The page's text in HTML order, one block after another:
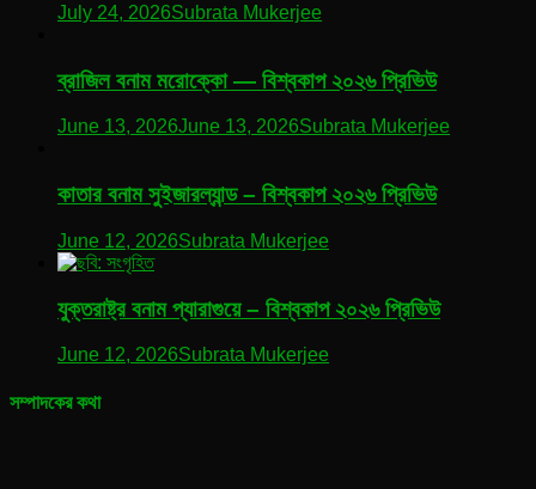
July 24, 2026Subrata Mukerjee
ব্রাজিল বনাম মরোক্কো — বিশ্বকাপ ২০২৬ প্রিভিউ
June 13, 2026June 13, 2026Subrata Mukerjee
কাতার বনাম সুইজারল্যান্ড – বিশ্বকাপ ২০২৬ প্রিভিউ
June 12, 2026Subrata Mukerjee
যুক্তরাষ্ট্র বনাম প্যারাগুয়ে – বিশ্বকাপ ২০২৬ প্রিভিউ
June 12, 2026Subrata Mukerjee
সম্পাদকের কথা